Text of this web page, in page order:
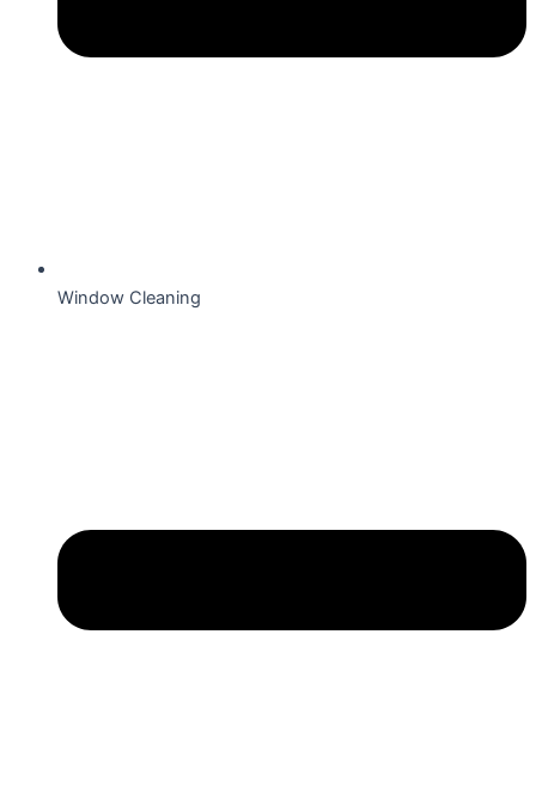
Window Cleaning